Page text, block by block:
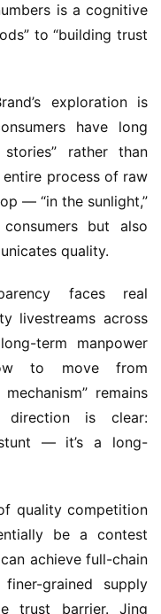
is a cognitive
to “building trust
exploration is
have long
rather than
entire process of raw
— “in the sunlight,”
but also
quality.
faces real
livestreams across
term manpower
to move from
remains
is clear:
— it’s a long-
quality competition
be a contest
achieve full-chain
grained supply
trust barrier. Jing